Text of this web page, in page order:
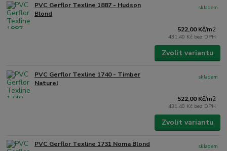
PVC Gerflor Texline 1887 - Hudson
Blond
522,00 Kč/m2
431,40 Kč bez DPH
skladem
Zvolit variantu
PVC Gerflor Texline 1740 - Timber
Naturel
522,00 Kč/m2
431,40 Kč bez DPH
skladem
Zvolit variantu
PVC Gerflor Texline 1731 Noma Blond
skladem